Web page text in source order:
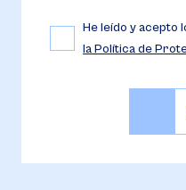
He leído y acepto
la Política de